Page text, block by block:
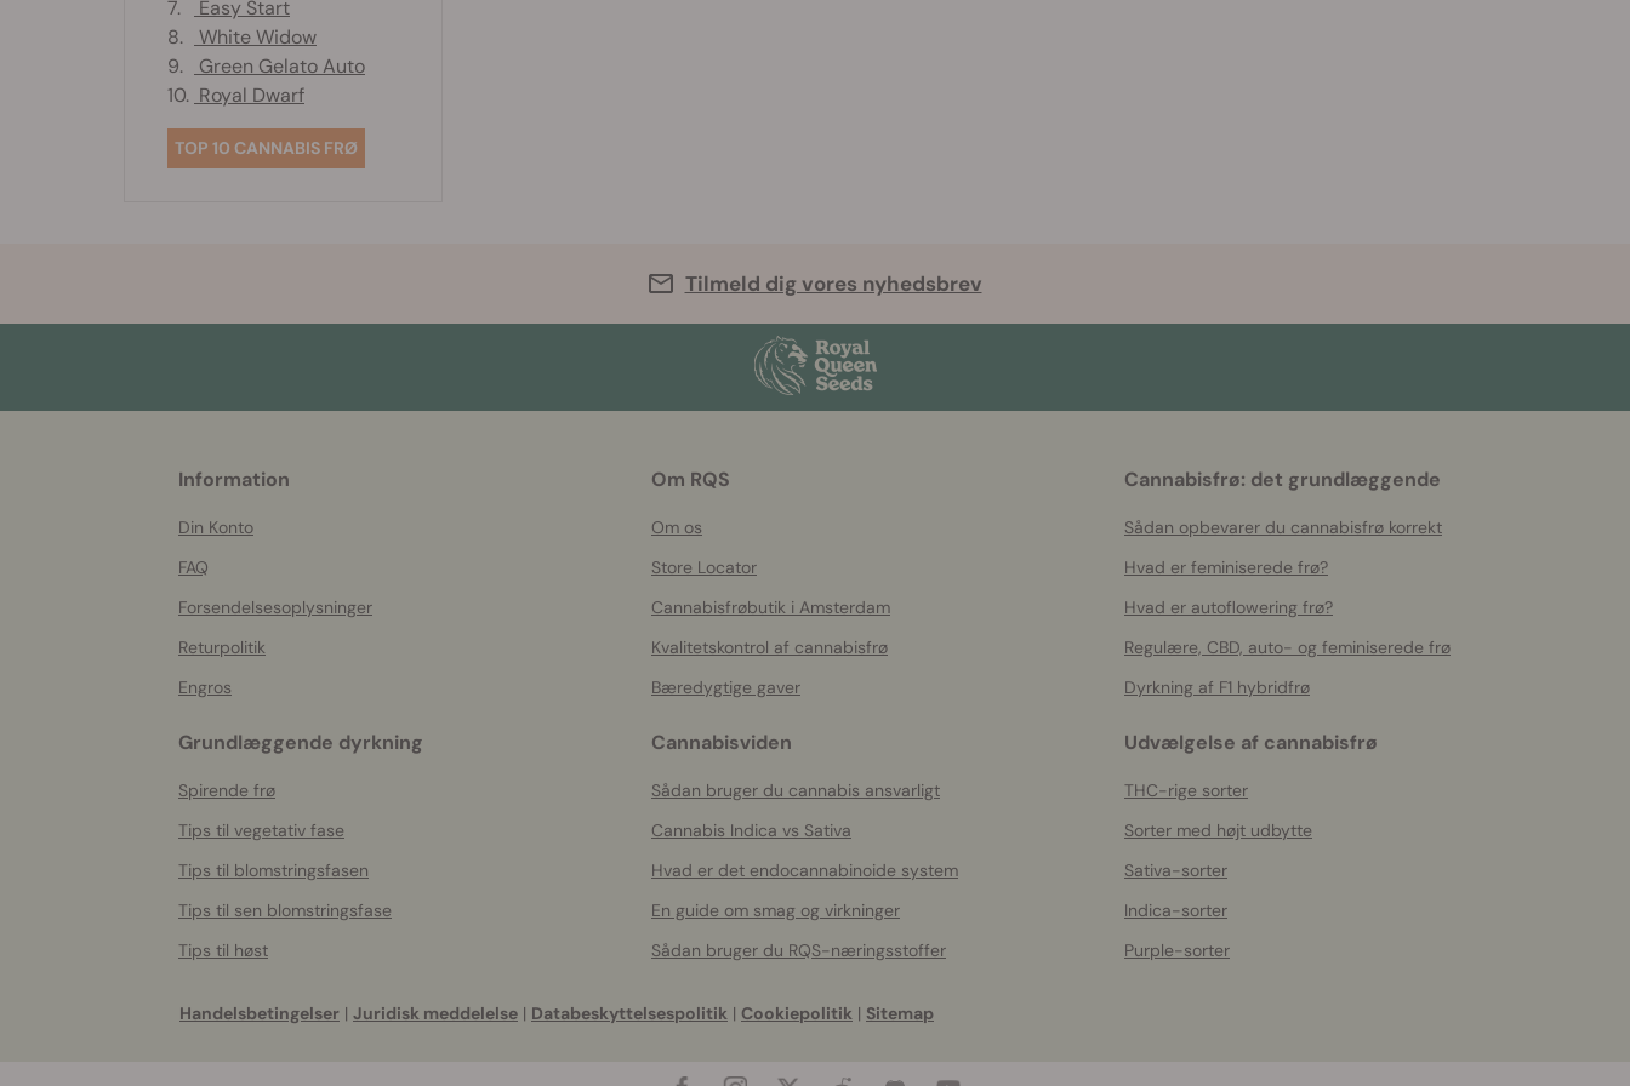
7.
Easy Start
8.
White Widow
9.
Green Gelato Auto
10. Royal Dwarf
TOP 10 CANNABIS FRØ
Tilmeld dig vores nyhedsbrev
Information
Din Konto
FAQ
Forsendelsesoplysninger
Returpolitik
Engros
Om RQS
Om os
Store Locator
Cannabisfrøbutik i Amsterdam
Kvalitetskontrol af cannabisfrø
Bæredygtige gaver
Cannabisfrø: det grundlæggende
Sådan opbevarer du cannabisfrø korrekt
Hvad er feminiserede frø?
Hvad er autoflowering frø?
Regulære, CBD, auto- og feminiserede frø
Dyrkning af F1 hybridfrø
Grundlæggende dyrkning
Spirende frø
Tips til vegetativ fase
Tips til blomstringsfasen
Tips til sen blomstringsfase
Tips til høst
Cannabisviden
Sådan bruger du cannabis ansvarligt
Cannabis Indica vs Sativa
Hvad er det endocannabinoide system
En guide om smag og virkninger
Sådan bruger du RQS-næringsstoffer
Udvælgelse af cannabisfrø
THC-rige sorter
Sorter med højt udbytte
Sativa-sorter
Indica-sorter
Purple-sorter
Handelsbetingelser | Juridisk meddelelse | Databeskyttelsespolitik | Cookiepolitik | Sitemap